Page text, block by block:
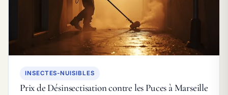
INSECTES-NUISIBLES
Prix de Désinsectisation contre les Puces à Marseille